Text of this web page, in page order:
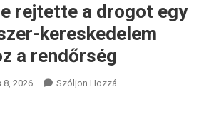
rejtette a drogot egy
kereskedelem
a rendőrség
8, 2026 Szóljon HozzáA